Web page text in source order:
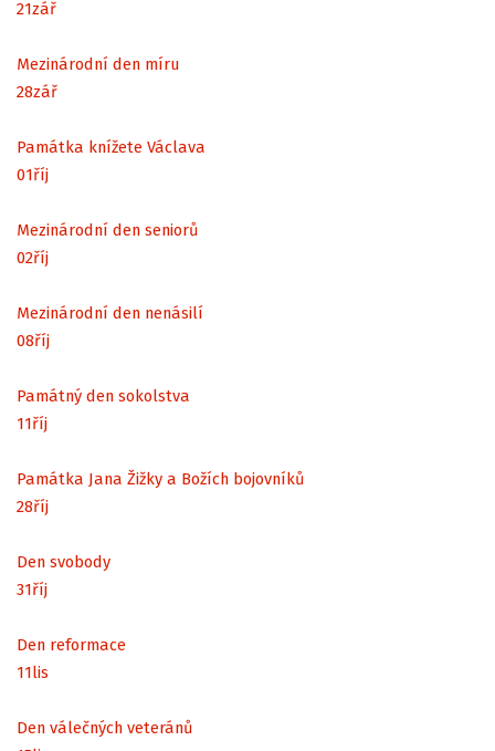
21zář
Mezinárodní den míru
28zář
Památka knížete Václava
01říj
Mezinárodní den seniorů
02říj
Mezinárodní den nenásilí
08říj
Památný den sokolstva
11říj
Památka Jana Žižky a Božích bojovníků
28říj
Den svobody
31říj
Den reformace
11lis
Den válečných veteránů